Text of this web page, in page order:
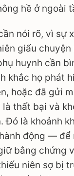
hề ở ngoài
nói rõ, vì sự
giấu chuyện
huynh cần
khắc họ phát
hoặc đã gửi
thất bại và
Đó là khoảnh
động — để
bằng chứng
niên sợ bị